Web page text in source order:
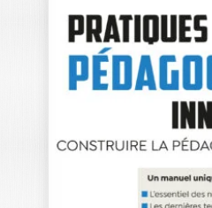
LA
HUMAINES